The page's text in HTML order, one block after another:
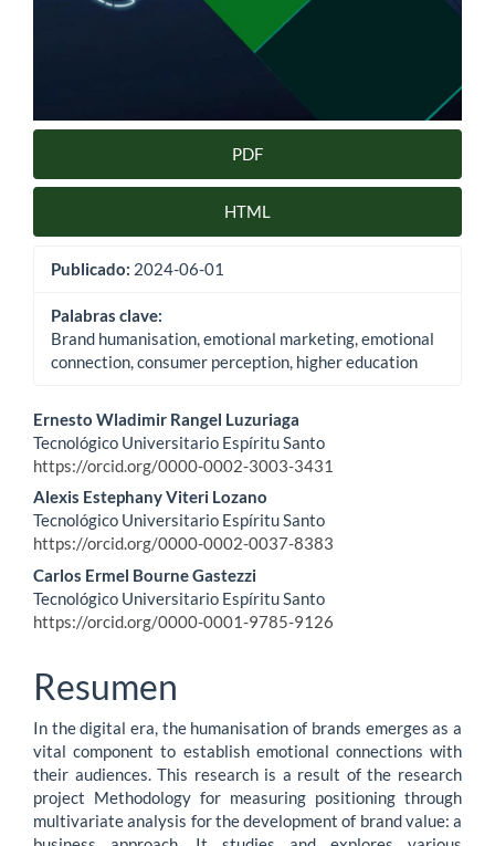
PDF
HTML
Publicado: 2024-06-01
Palabras clave:
Brand humanisation, emotional marketing, emotional
connection, consumer perception, higher education
Contenido
principal
del
artículo
Ernesto Wladimir Rangel Luzuriaga
Tecnológico Universitario Espíritu Santo
https://orcid.org/0000-0002-3003-3431
Alexis Estephany Viteri Lozano
Tecnológico Universitario Espíritu Santo
https://orcid.org/0000-0002-0037-8383
Carlos Ermel Bourne Gastezzi
Tecnológico Universitario Espíritu Santo
https://orcid.org/0000-0001-9785-9126
Resumen
In the digital era, the humanisation of brands emerges as a
vital component to establish emotional connections with
their audiences. This research is a result of the research
project Methodology for measuring positioning through
multivariate analysis for the development of brand value: a